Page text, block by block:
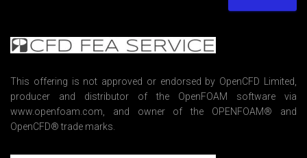
e
n
*
This offering is not approved or endorsed by OpenCFD Limited,
producer and distributor of the OpenFOAM software via
www.openfoam.com, and owner of the OPENFOAM® and
OpenCFD® trade marks.